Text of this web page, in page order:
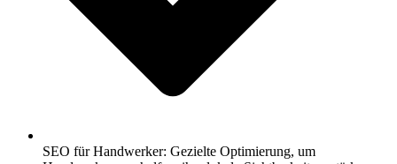
SEO für Handwerker: Gezielte Optimierung, um